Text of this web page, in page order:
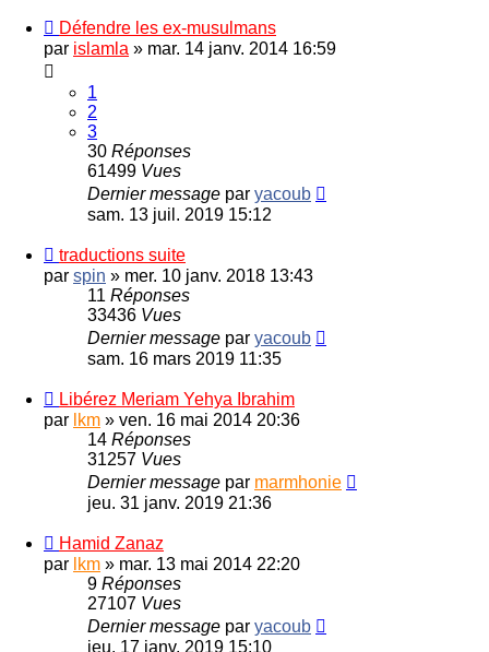
Défendre les ex-musulmans
par islamla » mar. 14 janv. 2014 16:59
1
2
3
30 Réponses
61499 Vues
Dernier message par yacoub
sam. 13 juil. 2019 15:12
traductions suite
par spin » mer. 10 janv. 2018 13:43
11 Réponses
33436 Vues
Dernier message par yacoub
sam. 16 mars 2019 11:35
Libérez Meriam Yehya Ibrahim
par lkm » ven. 16 mai 2014 20:36
14 Réponses
31257 Vues
Dernier message par marmhonie
jeu. 31 janv. 2019 21:36
Hamid Zanaz
par lkm » mar. 13 mai 2014 22:20
9 Réponses
27107 Vues
Dernier message par yacoub
jeu. 17 janv. 2019 15:10